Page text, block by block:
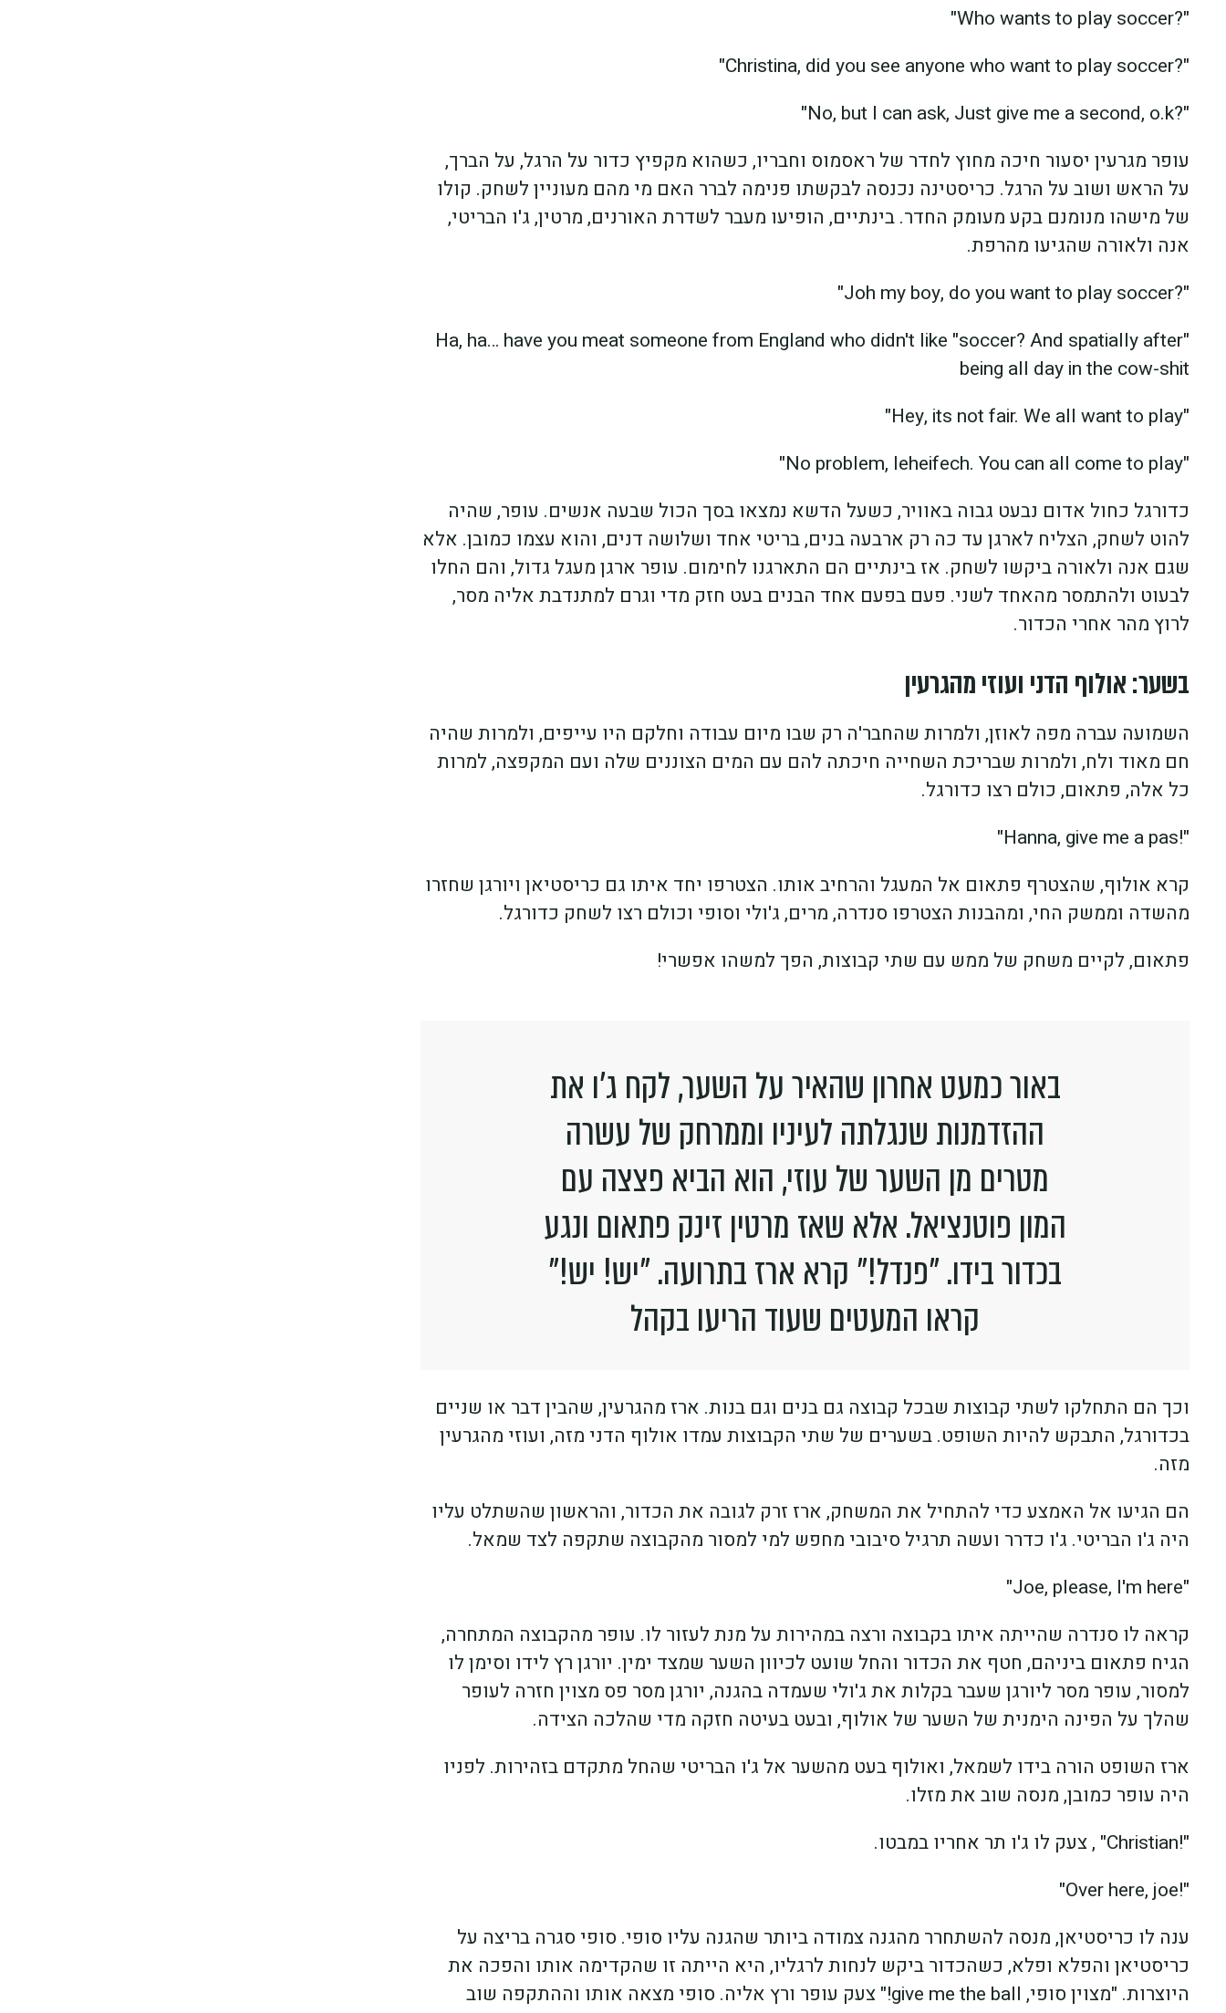
"?Who wants to play soccer"
"?Christina, did you see anyone who want to play soccer"
"?No, but I can ask, Just give me a second, o.k"
עופר מגרעין יסעור חיכה מחוץ לחדר של ראסמוס וחבריו, כשהוא מקפיץ כדור על הרגל, על הברך,
על הראש ושוב על הרגל. כריסטינה נכנסה לבקשתו פנימה לברר האם מי מהם מעוניין לשחק. קולו
של מישהו מנומנם בקע מעומק החדר. בינתיים, הופיעו מעבר לשדרת האורנים, מרטין, ג'ו הבריטי,
אנה ולאורה שהגיעו מהרפת.
"?Joh my boy, do you want to play soccer"
"Ha, ha… have you meat someone from England who didn't like "soccer? And spatially after
being all day in the cow-shit
"Hey, its not fair. We all want to play"
"No problem, leheifech. You can all come to play"
כדורגל כחול אדום נבעט גבוה באוויר, כשעל הדשא נמצאו בסך הכול שבעה אנשים. עופר, שהיה
להוט לשחק, הצליח לארגן עד כה רק ארבעה בנים, בריטי אחד ושלושה דנים, והוא עצמו כמובן. אלא
שגם אנה ולאורה ביקשו לשחק. אז בינתיים הם התארגנו לחימום. עופר ארגן מעגל גדול, והם החלו
לבעוט ולהתמסר מהאחד לשני. פעם בפעם אחד הבנים בעט חזק מדי וגרם למתנדבת אליה מסר,
לרוץ מהר אחרי הכדור.
בשער: אולוף הדני ועוזי מהגרעין
השמועה עברה מפה לאוזן, ולמרות שהחבר'ה רק שבו מיום עבודה וחלקם היו עייפים, ולמרות שהיה
חם מאוד ולח, ולמרות שבריכת השחייה חיכתה להם עם המים הצוננים שלה ועם המקפצה, למרות
כל אלה, פתאום, כולם רצו כדורגל.
"!Hanna, give me a pas"
קרא אולוף, שהצטרף פתאום אל המעגל והרחיב אותו. הצטרפו יחד איתו גם כריסטיאן ויורגן שחזרו
מהשדה וממשק החי, ומהבנות הצטרפו סנדרה, מרים, ג'ולי וסופי וכולם רצו לשחק כדורגל.
פתאום, לקיים משחק של ממש עם שתי קבוצות, הפך למשהו אפשרי!
באור כמעט אחרון שהאיר על השער, לקח ג'ו את
ההזדמנות שנגלתה לעיניו וממרחק של עשרה
מטרים מן השער של עוזי, הוא הביא פצצה עם
המון פוטנציאל. אלא שאז מרטין זינק פתאום ונגע
בכדור בידו. "פנדל!" קרא ארז בתרועה. "יש! יש!"
קראו המעטים שעוד הריעו בקהל
וכך הם התחלקו לשתי קבוצות שבכל קבוצה גם בנים וגם בנות. ארז מהגרעין, שהבין דבר או שניים
בכדורגל, התבקש להיות השופט. בשערים של שתי הקבוצות עמדו אולוף הדני מזה, ועוזי מהגרעין
מזה.
הם הגיעו אל האמצע כדי להתחיל את המשחק, ארז זרק לגובה את הכדור, והראשון שהשתלט עליו
היה ג'ו הבריטי. ג'ו כדרר ועשה תרגיל סיבובי מחפש למי למסור מהקבוצה שתקפה לצד שמאל.
"Joe, please, I'm here"
קראה לו סנדרה שהייתה איתו בקבוצה ורצה במהירות על מנת לעזור לו. עופר מהקבוצה המתחרה,
הגיח פתאום ביניהם, חטף את הכדור והחל שועט לכיוון השער שמצד ימין. יורגן רץ לידו וסימן לו
למסור, עופר מסר ליורגן שעבר בקלות את ג'ולי שעמדה בהגנה, יורגן מסר פס מצוין חזרה לעופר
שהלך על הפינה הימנית של השער של אולוף, ובעט בעיטה חזקה מדי שהלכה הצידה.
ארז השופט הורה בידו לשמאל, ואולוף בעט מהשער אל ג'ו הבריטי שהחל מתקדם בזהירות. לפניו
היה עופר כמובן, מנסה שוב את מזלו.
"!Christian" , צעק לו ג'ו תר אחריו במבטו.
"!Over here, joe"
ענה לו כריסטיאן, מנסה להשתחרר מהגנה צמודה ביותר שהגנה עליו סופי. סופי סגרה בריצה על
כריסטיאן והפלא ופלא, כשהכדור ביקש לנחות לרגליו, היא הייתה זו שהקדימה אותו והפכה את
היוצרות. "מצוין סופי, give me the ball!" צעק עופר ורץ אליה. סופי מצאה אותו וההתקפה שוב